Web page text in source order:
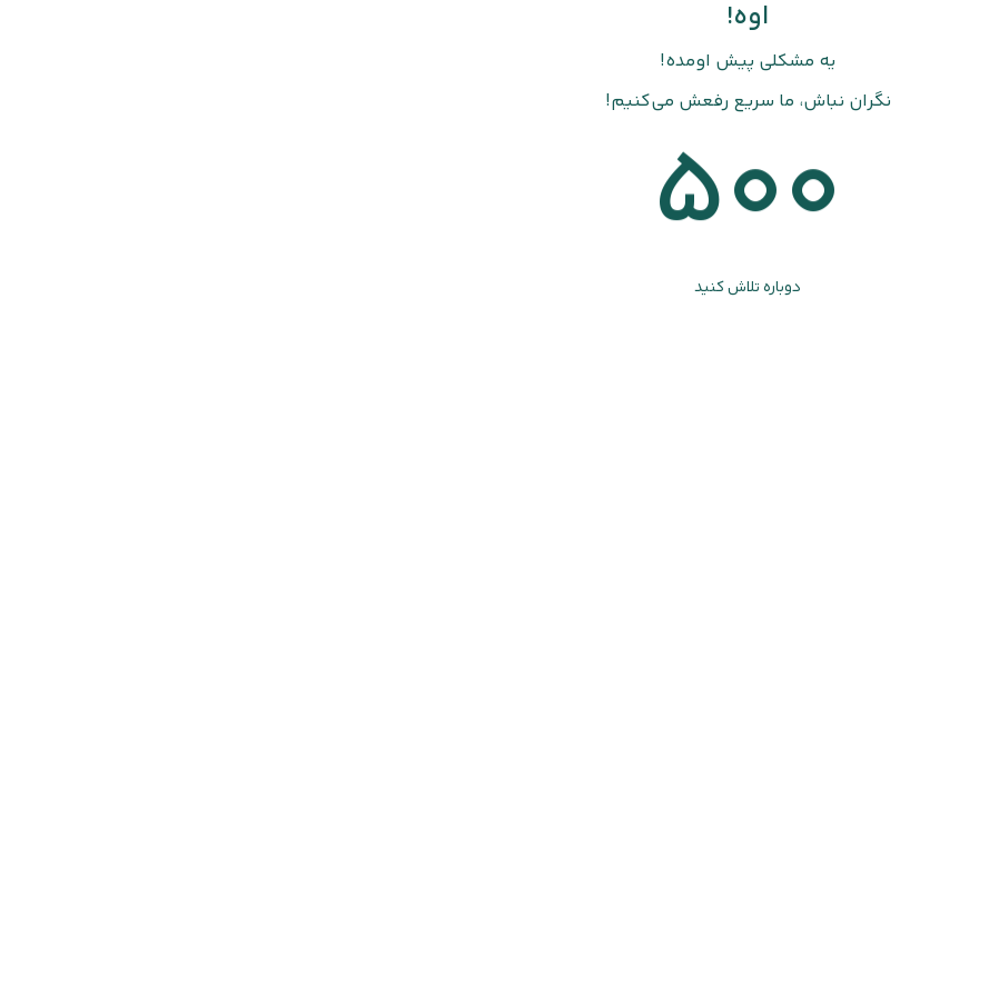
اوه!
یه مشکلی پیش اومده!
نگران نباش، ما سریع رفعش می‌کنیم!
500
دوباره تلاش کنید